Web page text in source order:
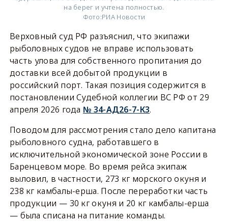
на берег и учтена полностью.
Фото:РИА Новости
Верховный суд РФ разъяснил, что экипажи
рыболовных судов не вправе использовать
часть улова для собственного пропитания до
доставки всей добытой продукции в
российский порт. Такая позиция содержится в
постановлении Судебной коллегии ВС РФ от 29
апреля 2026 года № 34-АД26-7-К3.
Поводом для рассмотрения стало дело капитана
рыболовного судна, работавшего в
исключительной экономической зоне России в
Баренцевом море. Во время рейса экипаж
выловил, в частности, 273 кг морского окуня и
238 кг камбалы-ерша. После переработки часть
продукции — 30 кг окуня и 20 кг камбалы-ерша
— была списана на питание команды.